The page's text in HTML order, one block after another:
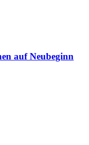
auf Neubeginn